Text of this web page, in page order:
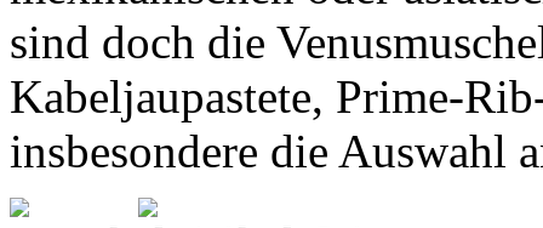
sind doch die
Kabeljaupastete, Prime-
insbesondere die Auswahl